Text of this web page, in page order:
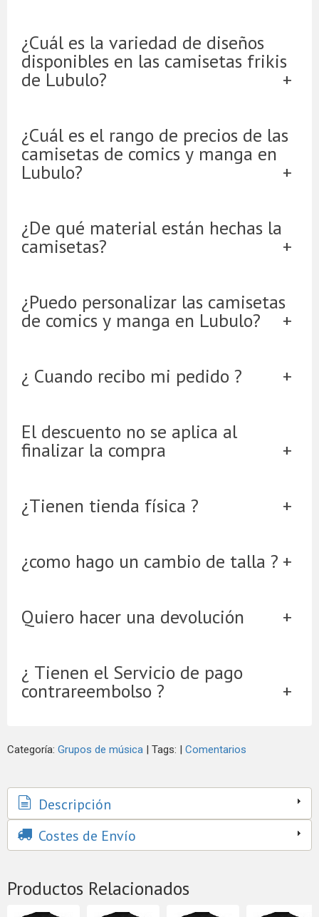
¿Cuál es la variedad de diseños
disponibles en las camisetas frikis
de Lubulo?
¿Cuál es el rango de precios de las
camisetas de comics y manga en
Lubulo?
¿De qué material están hechas la
camisetas?
¿Puedo personalizar las camisetas
de comics y manga en Lubulo?
¿ Cuando recibo mi pedido ?
El descuento no se aplica al
finalizar la compra
¿Tienen tienda física ?
¿como hago un cambio de talla ?
Quiero hacer una devolución
¿ Tienen el Servicio de pago
contrareembolso ?
Categoría: Grupos de música Tags: Comentarios
Descripción
Costes de Envío
Productos Relacionados